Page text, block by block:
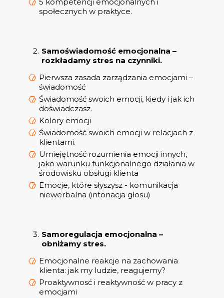
społecznych w praktyce.
Samoświadomość emocjonalna –
rozkładamy stres na czynniki.
Pierwsza zasada zarządzania emocjami –
świadomość
Świadomość swoich emocji, kiedy i jak ich
doświadczasz.
Kolory emocji
Świadomość swoich emocji w relacjach z
klientami.
Umiejętność rozumienia emocji innych,
jako warunku funkcjonalnego działania w
środowisku obsługi klienta
Emocje, które słyszysz - komunikacja
niewerbalna (intonacja głosu)
Samoregulacja emocjonalna –
obniżamy stres.
Emocjonalne reakcje na zachowania
klienta: jak my ludzie, reagujemy?
Proaktywnosć i reaktywność w pracy z
emocjami